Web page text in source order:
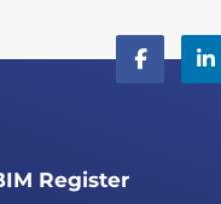
Register